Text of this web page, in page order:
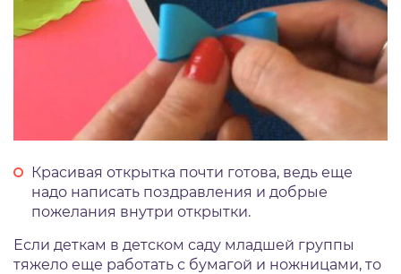
Красивая открытка почти готова, ведь еще
надо написать поздравления и добрые
пожелания внутри открытки.
Если деткам в детском саду младшей группы
тяжело еще работать с бумагой и ножницами, то